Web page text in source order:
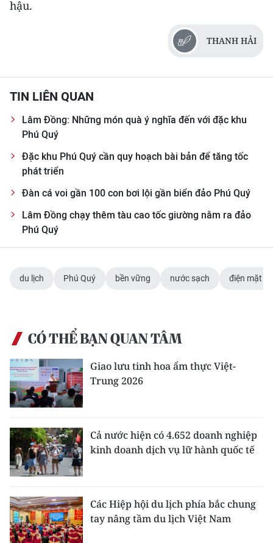
hậu.
THANH HẢI
TIN LIÊN QUAN
Lâm Đồng: Những món quà ý nghĩa đến với đặc khu
Phú Quý
Đặc khu Phú Quý cần quy hoạch bài bản để tăng tốc
phát triển
Đàn cá voi gần 100 con bơi lội gần biển đảo Phú Quý
Lâm Đồng chạy thêm tàu cao tốc giường nằm ra đảo
Phú Quý
du lịch Phú Quý bền vững nước sạch điện mặt
CÓ THỂ BẠN QUAN TÂM
Giao lưu tinh hoa ẩm thực Việt-
Trung 2026
Cả nước hiện có 4.652 doanh nghiệp
kinh doanh dịch vụ lữ hành quốc tế
Các Hiệp hội du lịch phía bắc chung
tay nâng tầm du lịch Việt Nam